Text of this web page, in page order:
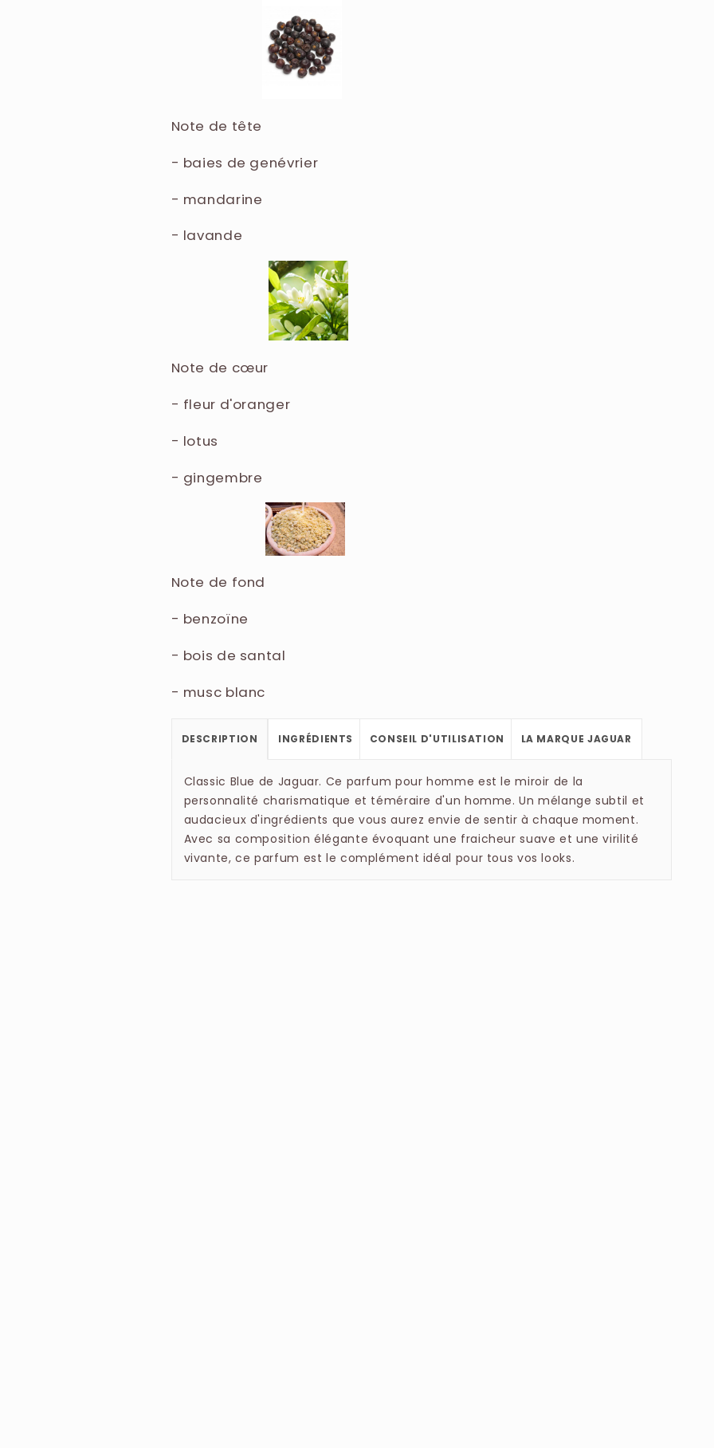
Note de tête
- baies de genévrier
- mandarine
- lavande
Note de cœur
- fleur d'oranger
- lotus
- gingembre
Note de fond
- benzoïne
- bois de santal
- musc blanc
DESCRIPTION INGRÉDIENTS CONSEIL D'UTILISATION LA MARQUE JAGUAR
Classic Blue de Jaguar. Ce parfum pour homme est le miroir de la
personnalité charismatique et téméraire d'un homme. Un mélange subtil et
audacieux d'ingrédients que vous aurez envie de sentir à chaque moment.
Avec sa composition élégante évoquant une fraicheur suave et une virilité
vivante, ce parfum est le complément idéal pour tous vos looks.